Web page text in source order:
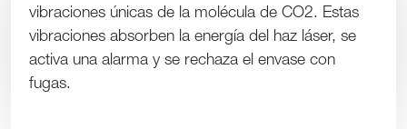
vibraciones únicas de la molécula de CO2. Estas
vibraciones absorben la energía del haz láser, se
activa una alarma y se rechaza el envase con
fugas.